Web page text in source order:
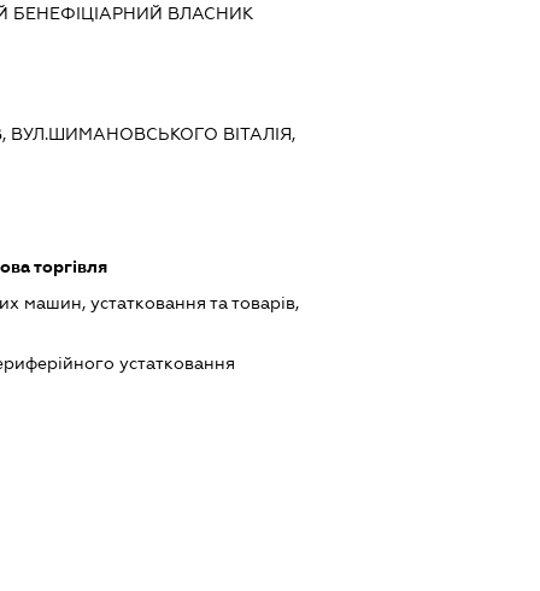
БЕНЕФІЦІАРНИЙ ВЛАСНИК
ВУЛ.ШИМАНОВСЬКОГО ВІТАЛІЯ,
торгівля
машин, устатковання та товарів,
устатковання